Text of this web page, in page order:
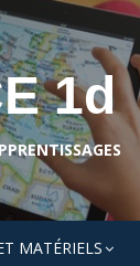
1d
MATÉRIELS